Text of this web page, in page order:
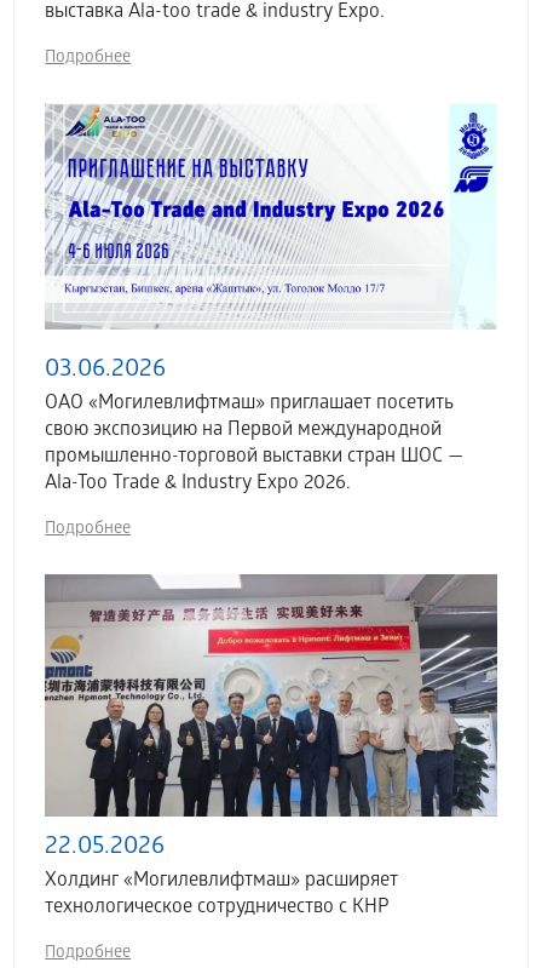
выставка Аla-too trade & industry Expo.
Подробнее
03.06.2026
ОАО «Могилевлифтмаш» приглашает посетить
свою экспозицию на Первой международной
промышленно-торговой выставки стран ШОС —
Ala-Too Trade & Industry Expo 2026.
Подробнее
22.05.2026
Холдинг «Могилевлифтмаш» расширяет
технологическое сотрудничество с КНР
Подробнее